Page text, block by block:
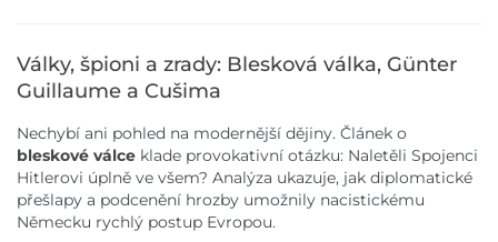
Války, špioni a zrady: Blesková válka, Günter
Guillaume a Cušima
Nechybí ani pohled na modernější dějiny. Článek o
bleskové válce klade provokativní otázku: Naletěli Spojenci
Hitlerovi úplně ve všem? Analýza ukazuje, jak diplomatické
přešlapy a podcenění hrozby umožnily nacistickému
Německu rychlý postup Evropou.